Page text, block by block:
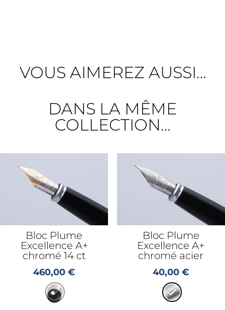
VOUS AIMEREZ AUSSI…
DANS LA MÊME
COLLECTION…
Bloc Plume
Excellence A+
chromé 14 ct
460,00 €
Bloc Plume
Excellence A+
chromé acier
40,00 €